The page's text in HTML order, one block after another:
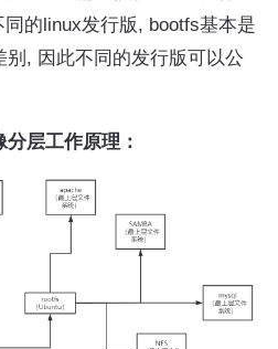
的linux发行版, bootfs基本是
, 因此不同的发行版可以公
层工作原理：